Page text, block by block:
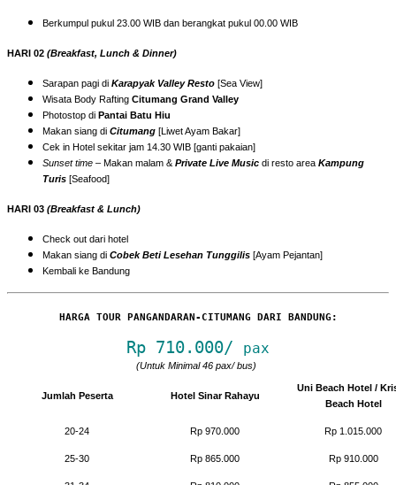
Berkumpul pukul 23.00 WIB dan berangkat pukul 00.00 WIB
HARI 02 (Breakfast, Lunch & Dinner)
Sarapan pagi di Karapyak Valley Resto [Sea View]
Wisata Body Rafting Citumang Grand Valley
Photostop di Pantai Batu Hiu
Makan siang di Citumang [Liwet Ayam Bakar]
Cek in Hotel sekitar jam 14.30 WIB [ganti pakaian]
Sunset time – Makan malam &Private Live Music di resto area Kampung
Turis [Seafood]
HARI 03 (Breakfast & Lunch)
Check out dari hotel
Makan siang di Cobek Beti Lesehan Tunggilis [Ayam Pejantan]
Kembali ke Bandung
HARGA TOUR PANGANDARAN-CITUMANG DARI BANDUNG:
Rp 710.000/ pax
(Untuk Minimal 46 pax/ bus)
Jumlah Peserta Hotel Sinar Rahayu
Uni Beach Hotel /
Beach Hotel
20-24 Rp 970.000 Rp 1.015.000
25-30 Rp 865.000 Rp 910.000